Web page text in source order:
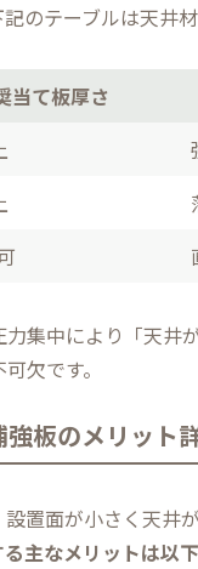
のテーブルは天井
当て板厚さ
集中により「天
欠です。
板のメリット
置面が小さく天
主なメリットは以下